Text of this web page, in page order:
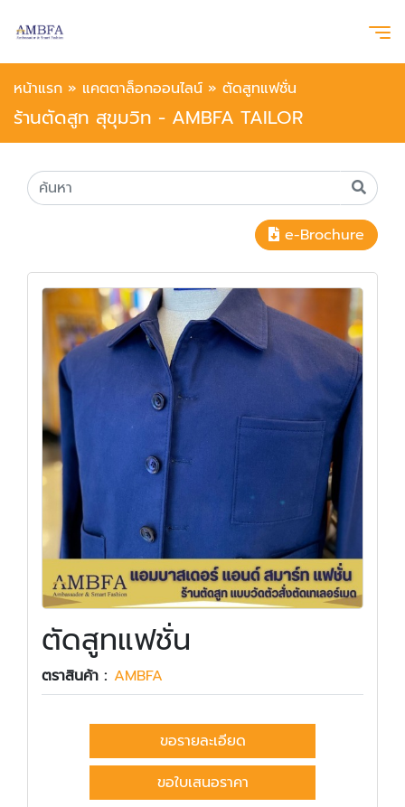
หน้าแรก » แคตตาล็อกออนไลน์ » ตัดสูทแฟชั่น
ร้านตัดสูท สุขุมวิท - AMBFA TAILOR
e-Brochure
ตัดสูทแฟชั่น
ตราสินค้า : AMBFA
ขอรายละเอียด
ขอใบเสนอราคา